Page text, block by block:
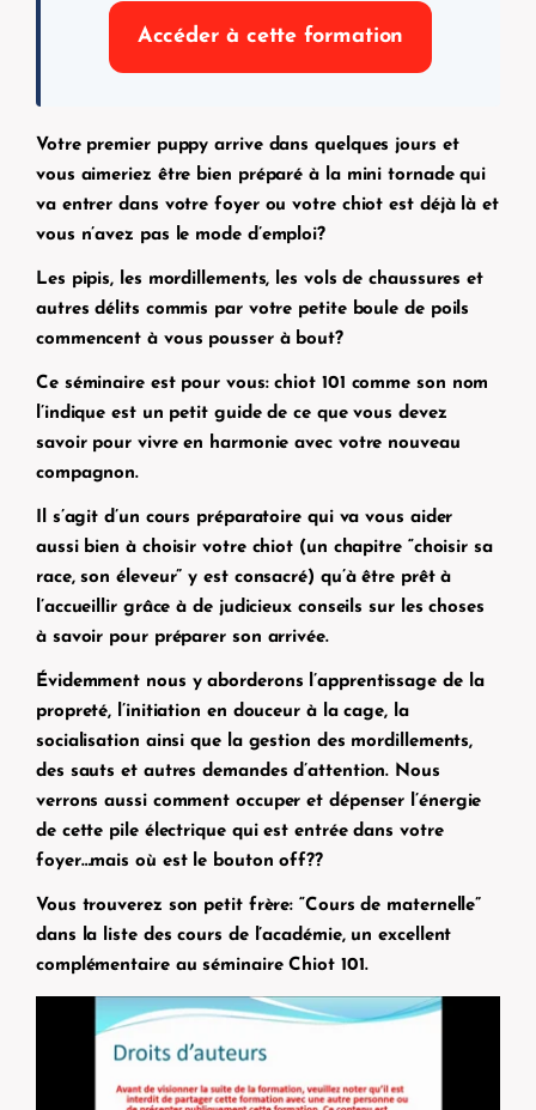
Accéder à cette formation
Votre premier puppy arrive dans quelques jours et
vous aimeriez être bien préparé à la mini tornade qui
va entrer dans votre foyer ou votre chiot est déjà là et
vous n’avez pas le mode d’emploi?
Les pipis, les mordillements, les vols de chaussures et
autres délits commis par votre petite boule de poils
commencent à vous pousser à bout?
Ce séminaire est pour vous: chiot 101 comme son nom
l’indique est un petit guide de ce que vous devez
savoir pour vivre en harmonie avec votre nouveau
compagnon.
Il s’agit d’un cours préparatoire qui va vous aider
aussi bien à choisir votre chiot (un chapitre “choisir sa
race, son éleveur” y est consacré) qu’à être prêt à
l’accueillir grâce à de judicieux conseils sur les choses
à savoir pour préparer son arrivée.
Évidemment nous y aborderons l’apprentissage de la
propreté, l’initiation en douceur à la cage, la
socialisation ainsi que la gestion des mordillements,
des sauts et autres demandes d’attention. Nous
verrons aussi comment occuper et dépenser l’énergie
de cette pile électrique qui est entrée dans votre
foyer…mais où est le bouton off??
Vous trouverez son petit frère: “Cours de maternelle”
dans la liste des cours de l’académie, un excellent
complémentaire au séminaire Chiot 101.